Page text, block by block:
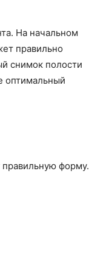
На начальном
правильно
снимок полости
оптимальный
форму.